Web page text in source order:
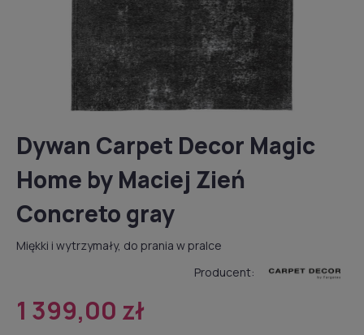
Dywan Carpet Decor Magic
Home by Maciej Zień
Concreto gray
Miękki i wytrzymały, do prania w pralce
Producent:
1 399,00 zł